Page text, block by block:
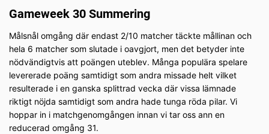
Gameweek 30 Summering
Målsnål omgång där endast 2/10 matcher täckte mållinan och
hela 6 matcher som slutade i oavgjort, men det betyder inte
nödvändigtvis att poängen uteblev. Många populära spelare
levererade poäng samtidigt som andra missade helt vilket
resulterade i en ganska splittrad vecka där vissa lämnade
riktigt nöjda samtidigt som andra hade tunga röda pilar. Vi
hoppar in i matchgenomgången innan vi tar oss ann en
reducerad omgång 31.